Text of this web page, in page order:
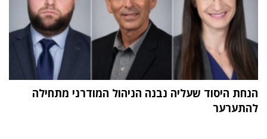
הנחת היסוד שעליה נבנה הניהול המודרני מתחילה
להתערער